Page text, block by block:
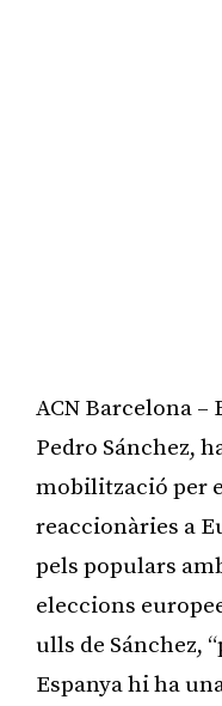
ACN Barcelona –
Pedro Sánchez,
mobilització per
reaccionàries a
pels populars
eleccions
ulls de Sánchez,
Espanya hi ha